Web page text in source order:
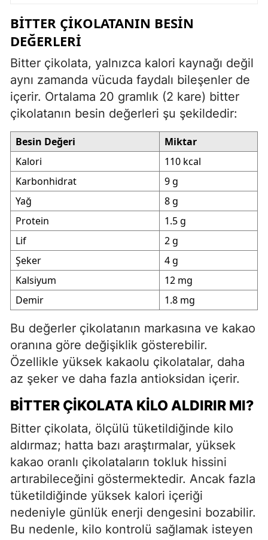
BITTER ÇIKOLATANIN BESIN
DEĞERLERI
Bitter çikolata, yalnızca kalori kaynağı değil
aynı zamanda vücuda faydalı bileşenler de
içerir. Ortalama 20 gramlık (2 kare) bitter
çikolatanın besin değerleri şu şekildedir:
Besin Değeri
Miktar
Kalori
110 kcal
Karbonhidrat
9 g
Yağ
8 g
Protein
1.5 g
Lif
2 g
Şeker
4 g
Kalsiyum
12 mg
Demir
1.8 mg
Bu değerler çikolatanın markasına ve kakao
oranına göre değişiklik gösterebilir.
Özellikle yüksek kakaolu çikolatalar, daha
az şeker ve daha fazla antioksidan içerir.
BITTER ÇIKOLATA KILO ALDIRIR MI?
Bitter çikolata, ölçülü tüketildiğinde kilo
aldırmaz; hatta bazı araştırmalar, yüksek
kakao oranlı çikolataların tokluk hissini
artırabileceğini göstermektedir. Ancak fazla
tüketildiğinde yüksek kalori içeriği
nedeniyle günlük enerji dengesini bozabilir.
Bu nedenle, kilo kontrolü sağlamak isteyen